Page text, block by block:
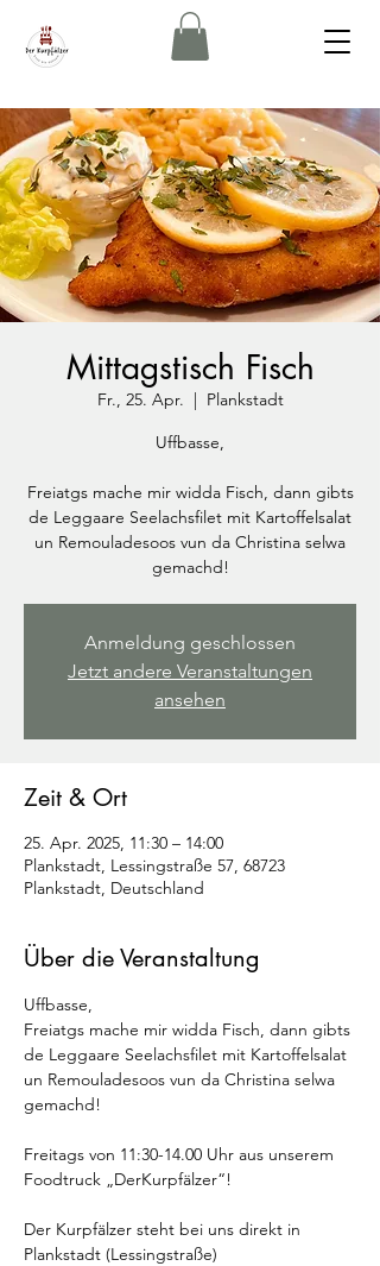
Mittagstisch Fisch
Fr., 25. Apr.
  |
Plankstadt
Uffbasse,
Freiatgs mache mir widda Fisch, dann gibts
de Leggaare Seelachsfilet mit Kartoffelsalat
un Remouladesoos vun da Christina selwa
gemachd!
Anmeldung geschlossen
Jetzt andere Veranstaltungen
ansehen
Zeit & Ort
25. Apr. 2025, 11:30 – 14:00
Plankstadt, Lessingstraße 57, 68723
Plankstadt, Deutschland
Über die Veranstaltung
Uffbasse,
Freiatgs mache mir widda Fisch, dann gibts
de Leggaare Seelachsfilet mit Kartoffelsalat
un Remouladesoos vun da Christina selwa
gemachd!
Freitags von 11:30-14.00 Uhr aus unserem
Foodtruck „DerKurpfälzer“!
Der Kurpfälzer steht bei uns direkt in
Plankstadt (Lessingstraße)